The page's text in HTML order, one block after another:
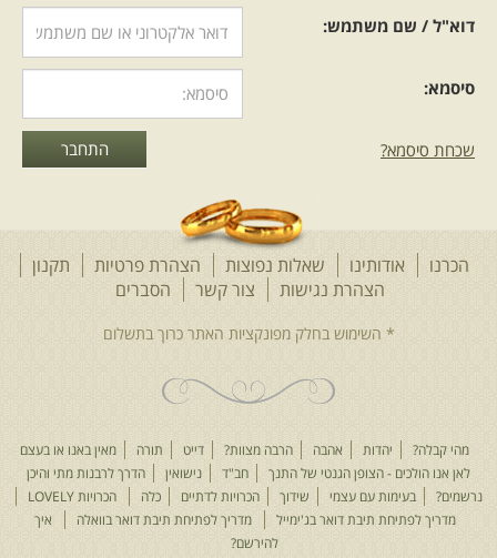
דוא"ל / שם משתמש:
סיסמא:
שכחת סיסמא?
הכרנו אודותינו שאלות נפוצות הצהרת פרטיות
תקנון
הצהרת נגישות
צור קשר הסברים
מהי קבלה? יהדות אהבה הרבה מצוות? דייט תורה
מאין באנו או בעצם
לאן אנו הולכים - הצופן הגנטי של התנך
חב"ד נישואין
הדרך לרבנות מתי והיכן
נרשמים?
בעימות עם עצמי שידוך הכרויות לדתיים כלה
הכרויות LOVELY
מדריך לפתיחת תיבת דואר בג'ימייל
מדריך לפתיחת תיבת דואר בוואלה
איך
להירשם?